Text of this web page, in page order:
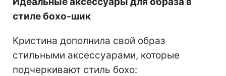
стиле бохо-шик
Кристина дополнила свой образ
стильными аксессуарами, которые
подчеркивают стиль бохо: